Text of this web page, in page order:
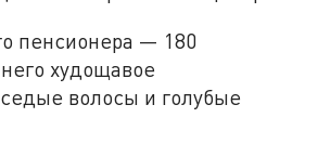
пенсионера — 180
худощавое
волосы и голубые